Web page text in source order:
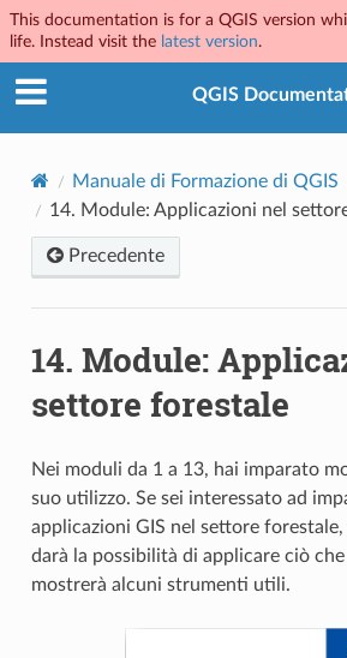
This documentation is for a QGIS version
life. Instead visit the latest version.
QGIS
Manuale di Formazione di QGIS
14. Module: Applicazioni nel
Precedente
14. Module:
settore forestale
Nei moduli da 1 a 13, hai imparato
suo utilizzo. Se sei interessato ad
applicazioni GIS nel settore
darà la possibilità di applicare ciò
mostrerà alcuni strumenti utili.